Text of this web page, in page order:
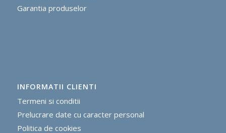
Garantia produselor
INFORMATII CLIENTI
Termeni si conditii
Prelucrare date cu caracter personal
Politica de cookies